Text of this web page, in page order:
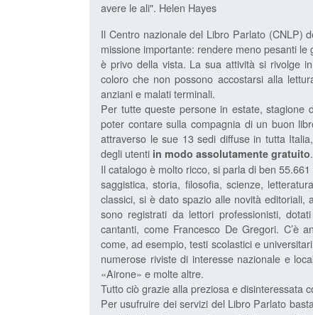
avere le ali". Helen Hayes
Il Centro nazionale del Libro Parlato (CNLP)
missione importante: rendere meno pesanti
è privo della vista. La sua attività si rivolge
coloro che non possono accostarsi alla
anziani e malati terminali.
Per tutte queste persone in estate, stagione
poter contare sulla compagnia di un buon
attraverso le sue 13 sedi diffuse in tutta
degli utenti in modo assolutamente gratuito.
Il catalogo è molto ricco, si parla di ben
saggistica, storia, filosofia, scienze,
classici, si è dato spazio alle novità
sono registrati da lettori professionisti,
cantanti, come Francesco De Gregori. C’è
come, ad esempio, testi scolastici e
numerose riviste di interesse nazionale e
«Airone» e molte altre.
Tutto ciò grazie alla preziosa e disinteressata
Per usufruire dei servizi del Libro Parlato